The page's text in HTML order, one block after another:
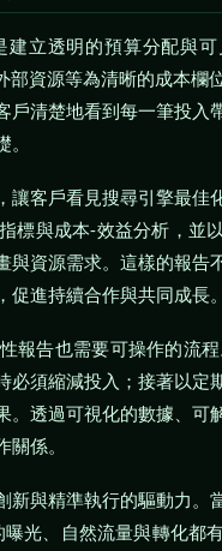
立透明的預算分配與
部資源等為清晰的成本欄
戶清楚地看到每一筆投入
讓客戶看見搜尋引擎最佳
標與成本-效益分析，並
與資源需求。這樣的報告
促進持續合作與共同成長
報告也需要可操作的流
必須縮減投入；接著以定
。透過可視化的數據、可
係。
新與精準執行的驅動力。
光、自然流量與轉化都